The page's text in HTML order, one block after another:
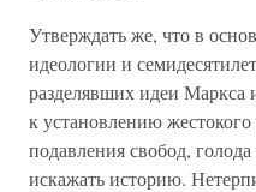
Утверждать же, что в
идеологии и
разделявших идеи Маркса
к установлению
подавления свобод,
искажать историю.